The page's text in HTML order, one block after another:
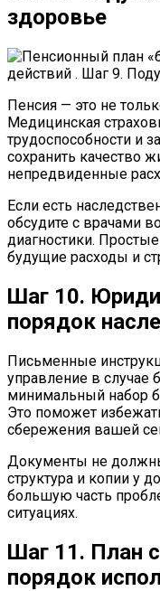
здоровье
Пенсия — это не
Медицинская
трудоспособности и
сохранить качество
непредвиденные
Если есть
обсудите с врачами
диагностики.
будущие расходы и
Шаг 10.
порядок
Письменные
управление в случае
минимальный набор
Это поможет
сбережения вашей
Документы не
структура и копии у
большую часть
ситуациях.
Шаг 11. План
порядок